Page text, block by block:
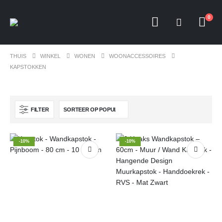
0
THUIS WINKEL WONEN
WOONACCESSOIRES
KAPSTOKKEN
FILTER
-10% -10%